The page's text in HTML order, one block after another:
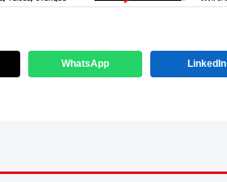
WhatsApp LinkedIn